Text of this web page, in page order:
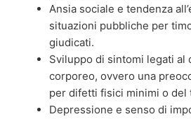
Ansia sociale e tendenza
situazioni pubbliche per
giudicati.
Sviluppo di sintomi legati al
corporeo, ovvero una
per difetti fisici minimi o del
Depressione e senso di